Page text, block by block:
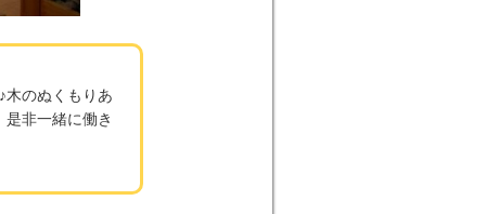
木のぬくもりあ
非一緒に働き